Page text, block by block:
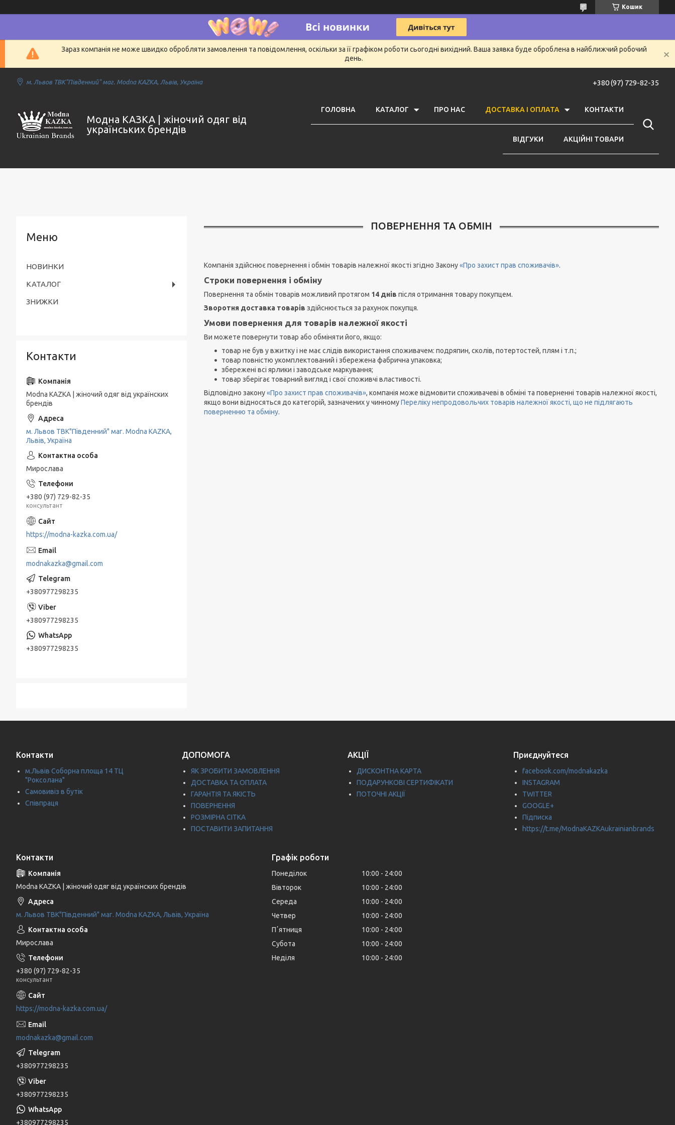
Кошик
Зараз компанія не може швидко обробляти замовлення та повідомлення, оскільки за її графіком роботи сьогодні вихідний. Ваша заявка буде оброблена в найближчий робочий
день.
м. Львов ТВК"Південний" маг. Modna KAZKA, Львів, Україна +380 (97) 729-82-35
Модна КАЗКА | жіночий одяг від
українських брендів
ГОЛОВНА КАТАЛОГ ПРО НАС ДОСТАВКА І ОПЛАТА КОНТАКТИ
ВІДГУКИ АКЦІЙНІ ТОВАРИ
ПОВЕРНЕННЯ ТА ОБМІН
Компанія здійснює повернення і обмін товарів належної якості згідно Закону«Про захист прав споживачів».
Строки повернення і обміну
Повернення та обмін товарів можливий протягом 14 днів після отримання товару покупцем.
Зворотня доставка товарів здійснюється за рахунок покупця.
Умови повернення для товарів належної якості
Ви можете повернути товар або обміняти його, якщо:
товар не був у вжитку і не має слідів використання споживачем: подряпин, сколів, потертостей, плям і т.п.;
товар повністю укомплектований і збережена фабрична упаковка;
збережені всі ярлики і заводське маркування;
товар зберігає товарний вигляд і свої споживчі властивості.
Відповідно закону«Про захист прав споживачів», компанія може відмовити споживачеві в обміні та поверненні товарів належної якості,
якщо вони відносяться до категорій, зазначених у чинномуПереліку непродовольчих товарів належної якості, що не підлягають
поверненню та обміну.
НОВИНКИ
КАТАЛОГ
ЗНИЖКИ
Контакти
Modna KAZKA | жіночий одяг від українских
брендів
м. Львов ТВК"Південний" маг. Modna KAZKA,
Львів, Україна
Мирослава
+380 (97) 729-82-35
консультант
https://modna-kazka.com.ua/
modnakazka@gmail.com
+380977298235
+380977298235
+380977298235
Контакти
м.Львів Соборна площа 14 ТЦ
"Роксолана"
Самовивіз в бутік
Співпраця
ДОПОМОГА
ЯК ЗРОБИТИ ЗАМОВЛЕННЯ
ДОСТАВКА ТА ОПЛАТА
ГАРАНТІЯ ТА ЯКІСТЬ
ПОВЕРНЕННЯ
РОЗМІРНА СІТКА
ПОСТАВИТИ ЗАПИТАННЯ
АКЦІЇ
ДИСКОНТНА КАРТА
ПОДАРУНКОВІ СЕРТИФІКАТИ
ПОТОЧНІ АКЦІЇ
Приєднуйтеся
facebook.com/modnakazka
INSTAGRAM
TWITTER
GOOGLE+
Підписка
https://t.me/ModnaKAZKAukrainianbrands
Контакти
Modna KAZKA | жіночий одяг від українских брендів
м. Львов ТВК"Південний" маг. Modna KAZKA, Львів, Україна
Мирослава
+380 (97) 729-82-35
консультант
https://modna-kazka.com.ua/
modnakazka@gmail.com
+380977298235
+380977298235
+380977298235
Графік роботи
Понеділок 10:00
24:00
Вівторок
10:00
24:00
Середа
10:00
24:00
Четвер
10:00
24:00
Пʼятниця
10:00
24:00
Субота
10:00
24:00
Неділя
10:00 24:00